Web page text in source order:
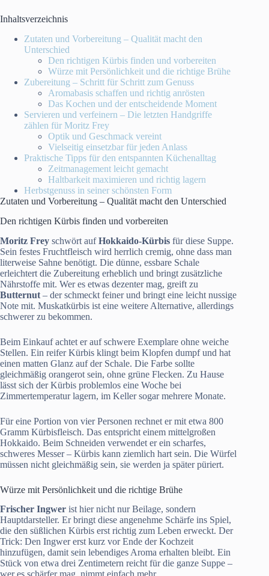
Inhaltsverzeichnis
Zutaten und Vorbereitung – Qualität macht den
Unterschied
Den richtigen Kürbis finden und vorbereiten
Würze mit Persönlichkeit und die richtige Brühe
Zubereitung – Schritt für Schritt zum Genuss
Aromabasis schaffen und richtig anrösten
Das Kochen und der entscheidende Moment
Servieren und verfeinern – Die letzten Handgriffe
zählen für Moritz Frey
Optik und Geschmack vereint
Vielseitig einsetzbar für jeden Anlass
Praktische Tipps für den entspannten Küchenalltag
Zeitmanagement leicht gemacht
Haltbarkeit maximieren und richtig lagern
Herbstgenuss in seiner schönsten Form
Zutaten und Vorbereitung – Qualität macht den Unterschied
Den richtigen Kürbis finden und vorbereiten
Moritz Frey schwört aufHokkaido-Kürbis für diese Suppe.
Sein festes Fruchtfleisch wird herrlich cremig, ohne dass man
literweise Sahne benötigt. Die dünne, essbare Schale
erleichtert die Zubereitung erheblich und bringt zusätzliche
Nährstoffe mit. Wer es etwas dezenter mag, greift zu
Butternut – der schmeckt feiner und bringt eine leicht nussige
Note mit. Muskatkürbis ist eine weitere Alternative, allerdings
schwerer zu bekommen.
Beim Einkauf achtet er auf schwere Exemplare ohne weiche
Stellen. Ein reifer Kürbis klingt beim Klopfen dumpf und hat
einen matten Glanz auf der Schale. Die Farbe sollte
gleichmäßig orangerot sein, ohne grüne Flecken. Zu Hause
lässt sich der Kürbis problemlos eine Woche bei
Zimmertemperatur lagern, im Keller sogar mehrere Monate.
Für eine Portion von vier Personen rechnet er mit etwa 800
Gramm Kürbisfleisch. Das entspricht einem mittelgroßen
Hokkaido. Beim Schneiden verwendet er ein scharfes,
schweres Messer – Kürbis kann ziemlich hart sein. Die Würfel
müssen nicht gleichmäßig sein, sie werden ja später püriert.
Würze mit Persönlichkeit und die richtige Brühe
Frischer Ingwer ist hier nicht nur Beilage, sondern
Hauptdarsteller. Er bringt diese angenehme Schärfe ins Spiel,
die den süßlichen Kürbis erst richtig zum Leben erweckt. Der
Trick: Den Ingwer erst kurz vor Ende der Kochzeit
hinzufügen, damit sein lebendiges Aroma erhalten bleibt. Ein
Stück von etwa drei Zentimetern reicht für die ganze Suppe –